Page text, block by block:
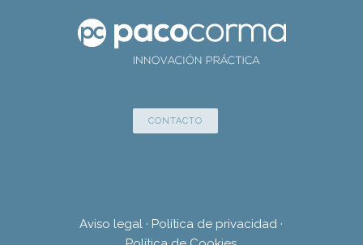
CONTACTO
Aviso legal · Política de privacidad ·